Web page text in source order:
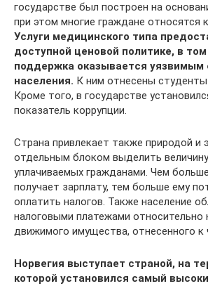
государстве был построен на
при этом многие граждане относятся
Услуги медицинского типа
доступной ценовой политике, в
поддержка оказывается уязвимым
населения. К ним отнесены
Кроме того, в государстве
показатель коррупции.
Страна привлекает также природой и
отдельным блоком выделить
уплачиваемых гражданами. Чем
получает зарплату, тем больше ему
оплатить налогов. Также население
налоговыми платежами относительно
движимого имущества, отнесенного к
Норвегия выступает страной, на
которой установился самый